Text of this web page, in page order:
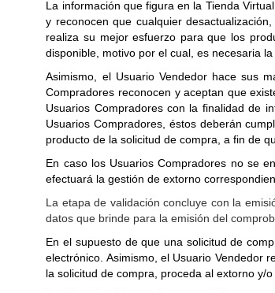
La información que figura en la Tienda
y reconocen que cualquier
realiza su mejor esfuerzo para que los
disponible, motivo por el cual, es necesaria
Asimismo, el Usuario Vendedor hace sus
Compradores reconocen y aceptan que
Usuarios Compradores con la finalidad de
Usuarios Compradores, éstos deberán
producto de la solicitud de compra, a fin de
En caso los Usuarios Compradores no se
efectuará la gestión de extorno
La etapa de validación concluye con la
datos que brinde para la emisión del
En el supuesto de que una solicitud de
electrónico. Asimismo, el Usuario Vendedor
la solicitud de compra, proceda al extorno y/